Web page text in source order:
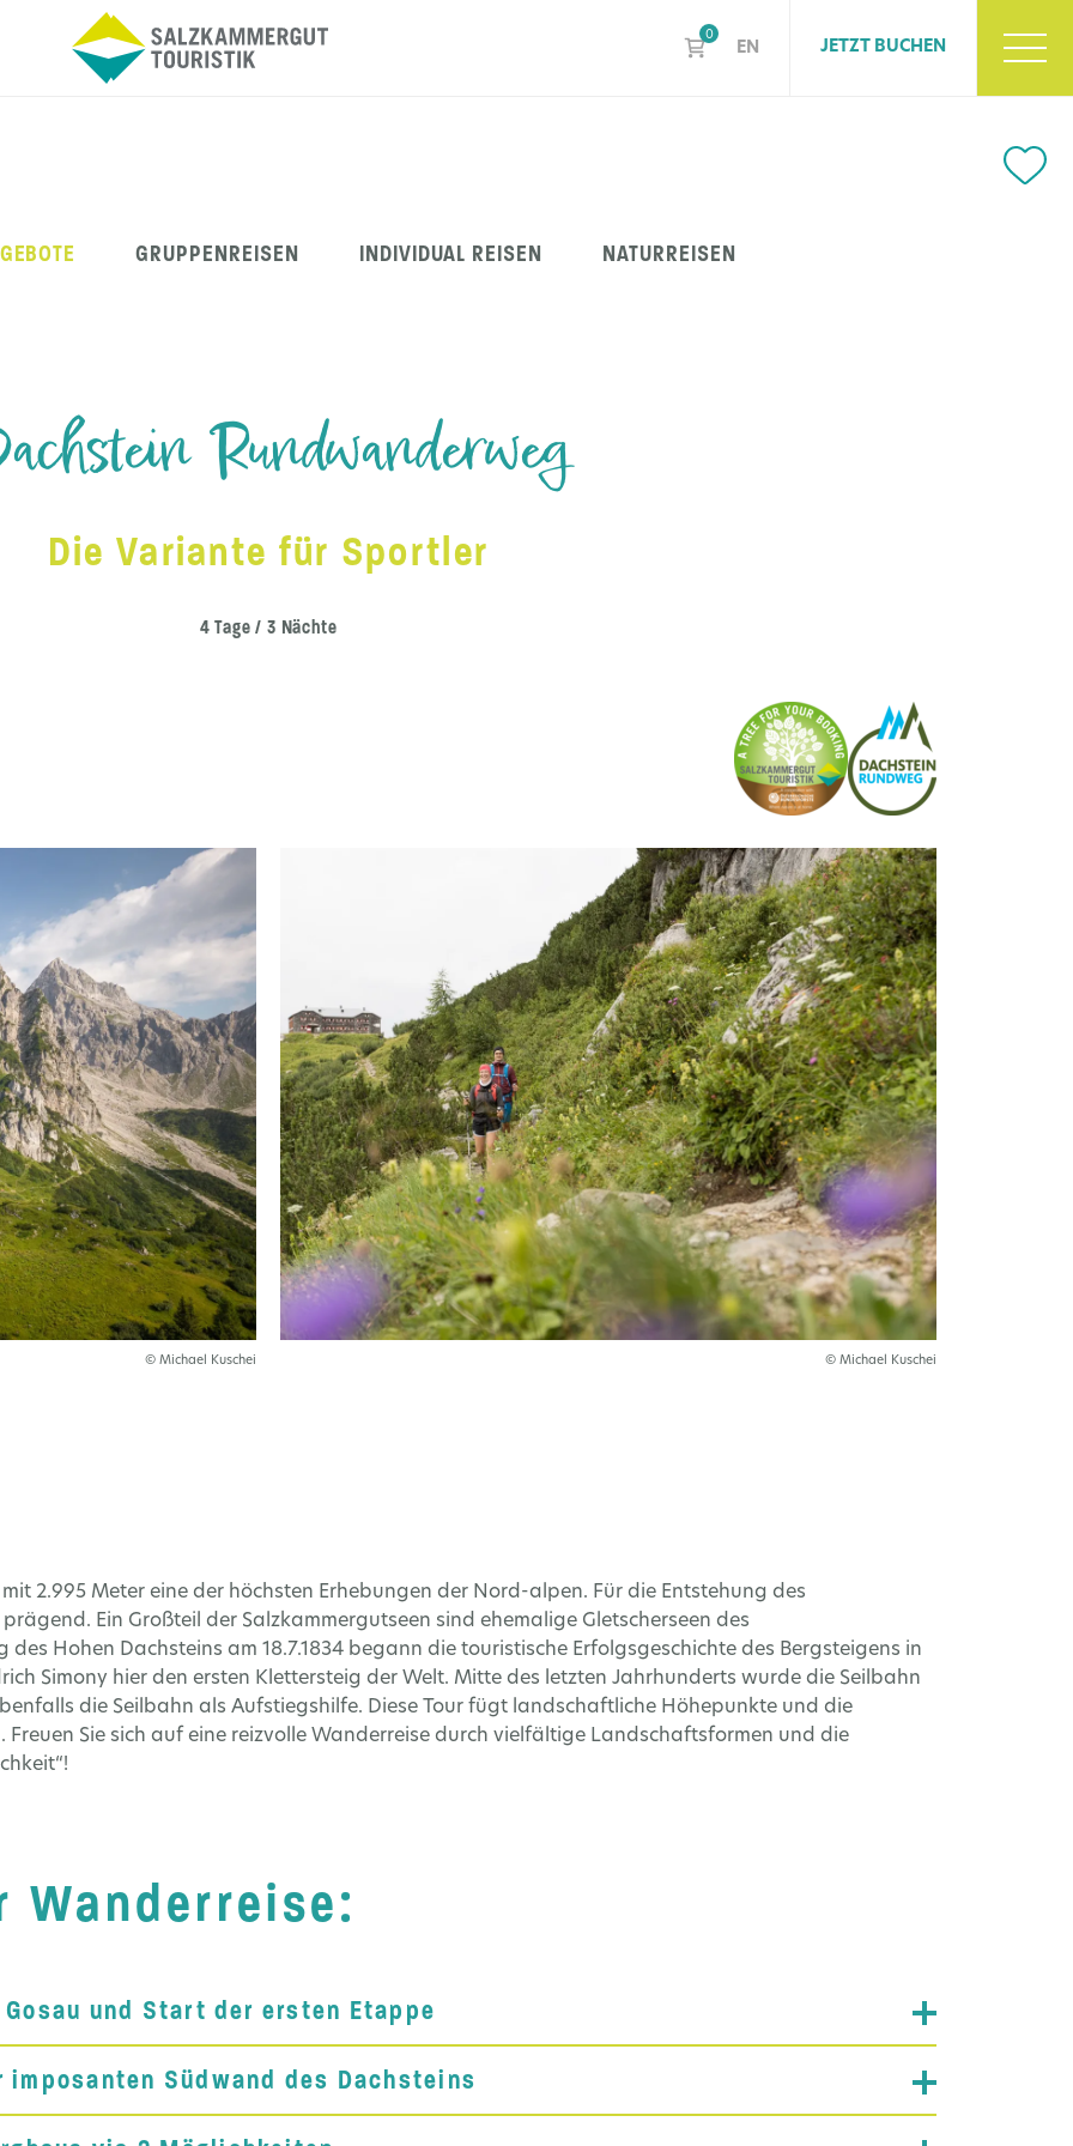
0
EN JETZT BUCHEN
GRUPPENREISEN INDIVIDUAL REISEN NATURREISEN
Rundwanderweg
Die Variante für Sportler
4 Tage / 3 Nächte
© Michael Kuschei © Michael Kuschei
2.995 Meter eine der höchsten Erhebungen der Nord-alpen. Für die Entstehung des
Ein Großteil der Salzkammergutseen sind ehemalige Gletscherseen des
Hohen Dachsteins am 18.7.1834 begann die touristische Erfolgsgeschichte des Bergsteigens in
Simony hier den ersten Klettersteig der Welt. Mitte des letzten Jahrhunderts wurde die Seilbahn
die Seilbahn als Aufstiegshilfe. Diese Tour fügt landschaftliche Höhepunkte und die
Sie sich auf eine reizvolle Wanderreise durch vielfältige Landschaftsformen und die
Wanderreise:
und Start der ersten Etappe
Südwand des Dachsteins